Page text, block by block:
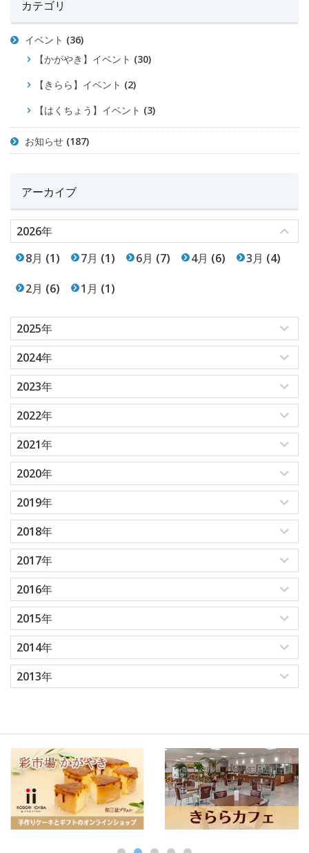
カテゴリ
イベント (36)
【かがやき】イベント (30)
【きらら】イベント (2)
【はくちょう】イベント (3)
お知らせ (187)
アーカイブ
2026年
8月 (1) 7月 (1) 6月 (7) 4月 (6) 3月 (4)
2月 (6) 1月 (1)
2025年
2024年
2023年
2022年
2021年
2020年
2019年
2018年
2017年
2016年
2015年
2014年
2013年